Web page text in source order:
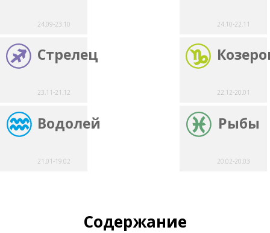
24.09-23.10 24.10-22.11
Стрелец
23.11-21.12 22.12-20.01
Водолей
21.01-19.02
Рыбы
20.02-20.03
Содержание